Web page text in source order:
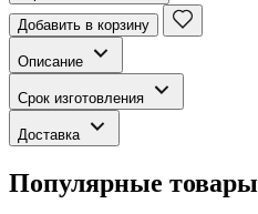
Добавить в корзину
Описание
Срок изготовления
Доставка
Популярные товары